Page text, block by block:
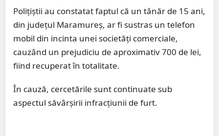
Polițiștii au constatat faptul că un tânăr de 15 ani,
din județul Maramureș, ar fi sustras un telefon
mobil din incinta unei societăți comerciale,
cauzând un prejudiciu de aproximativ 700 de lei,
fiind recuperat în totalitate.
În cauză, cercetările sunt continuate sub
aspectul săvârșirii infracțiunii de furt.